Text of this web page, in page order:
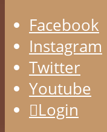
Facebook
Instagram
Twitter
Youtube
Login